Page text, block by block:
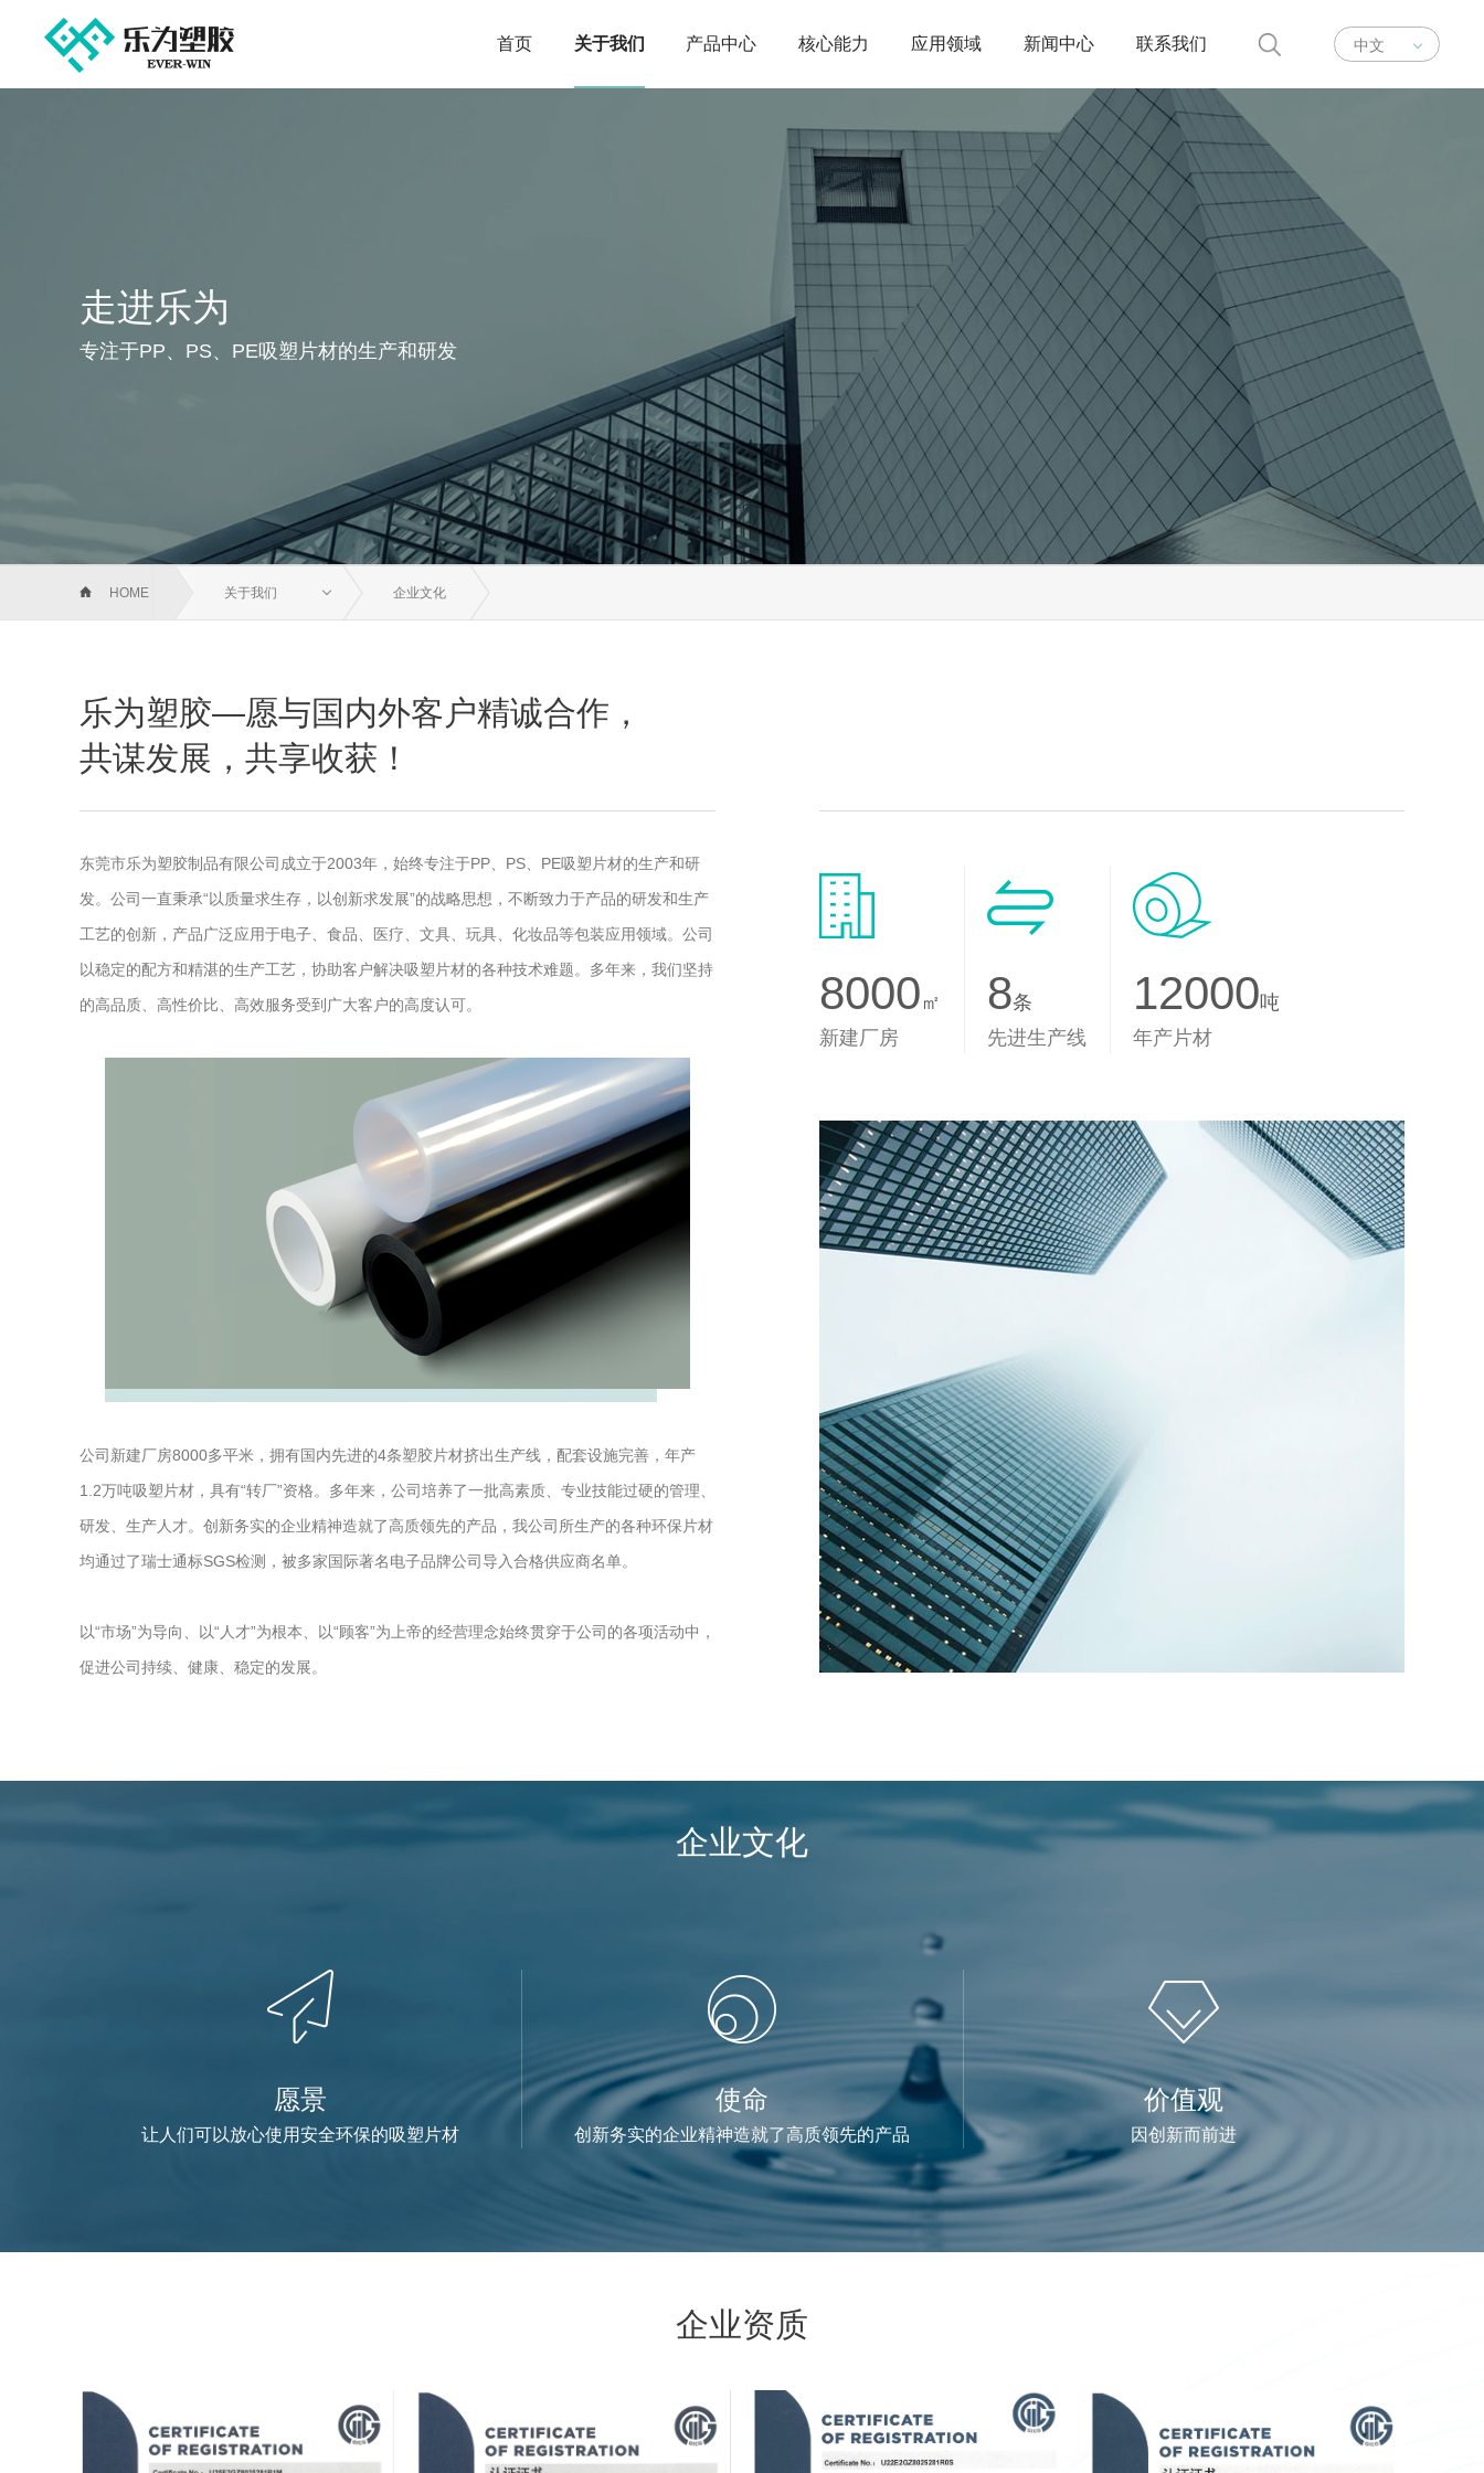
中文
首页 关于我们 产品中心 核心能力 应用领域 新闻中心 联系我们
走进乐为
专注于PP、PS、PE吸塑片材的生产和研发
HOME 关于我们 企业文化
乐为塑胶—愿与国内外客户精诚合作，
共谋发展，共享收获！
东莞市乐为塑胶制品有限公司成立于2003年，始终专注于PP、PS、PE吸塑片材的生产和研
发。公司一直秉承“以质量求生存，以创新求发展”的战略思想，不断致力于产品的研发和生产
工艺的创新，产品广泛应用于电子、食品、医疗、文具、玩具、化妆品等包装应用领域。公司
以稳定的配方和精湛的生产工艺，协助客户解决吸塑片材的各种技术难题。多年来，我们坚持
的高品质、高性价比、高效服务受到广大客户的高度认可。
公司新建厂房8000多平米，拥有国内先进的4条塑胶片材挤出生产线，配套设施完善，年产
1.2万吨吸塑片材，具有“转厂”资格。多年来，公司培养了一批高素质、专业技能过硬的管理、
研发、生产人才。创新务实的企业精神造就了高质领先的产品，我公司所生产的各种环保片材
均通过了瑞士通标SGS检测，被多家国际著名电子品牌公司导入合格供应商名单。
以“市场”为导向、以“人才”为根本、以“顾客”为上帝的经营理念始终贯穿于公司的各项活动中，
促进公司持续、健康、稳定的发展。
8000 ㎡
新建厂房
8条
先进生产线
12000吨
年产片材
企业文化
愿景
让人们可以放心使用安全环保的吸塑片材
使命
创新务实的企业精神造就了高质领先的产品
价值观
因创新而前进
企业资质